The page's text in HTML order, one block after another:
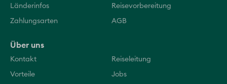
Länderinfos Reisevorbereitung
Zahlungsarten AGB
Über uns
Kontakt Reiseleitung
Vorteile Jobs